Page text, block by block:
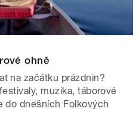
ohně
na začátku prázdnin?
muzika, táborové
do dnešních Folkových